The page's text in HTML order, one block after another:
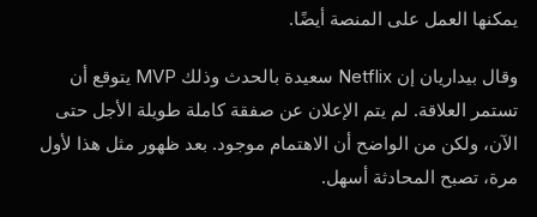
يمكنها العمل على المنصة أيضًا.
وقال بيداريان إن Netflix سعيدة بالحدث وذلك MVP يتوقع أن
تستمر العلاقة. لم يتم الإعلان عن صفقة كاملة طويلة الأجل حتى
الآن، ولكن من الواضح أن الاهتمام موجود. بعد ظهور مثل هذا لأول
مرة، تصبح المحادثة أسهل.